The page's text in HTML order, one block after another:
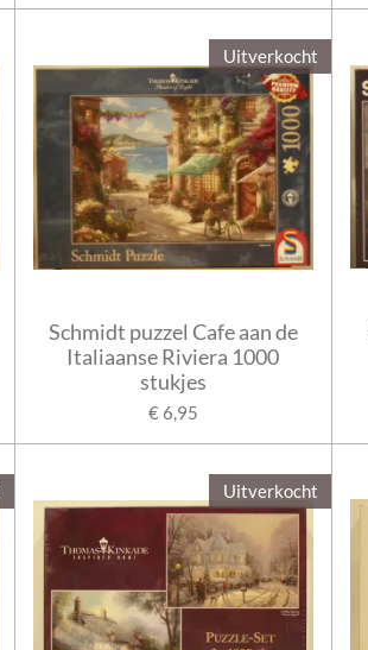
Uitverkocht
Schmidt puzzel Cafe aan de
Italiaanse Riviera 1000
stukjes
€ 6,95
Uitverkocht